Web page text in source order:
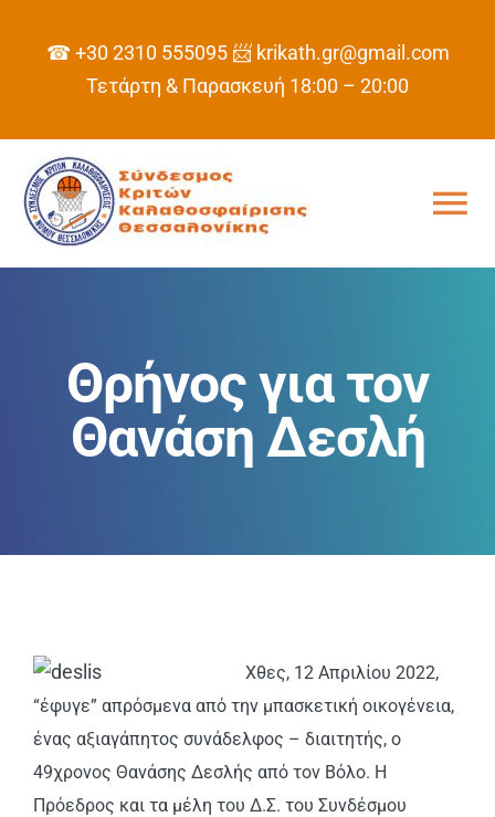
☎ +30 2310 555095 📨 krikath.gr@gmail.com
Τετάρτη & Παρασκευή 18:00 – 20:00
ΠΡΟΓΡΑΜΜΑ
ΧΡΗΣΙΜΑ ΑΡΧΕΙΑ
Θρήνος για τον
Θανάση Δεσλή
Χθες, 12 Απριλίου 2022,
“έφυγε” απρόσμενα από την μπασκετική οικογένεια,
ένας αξιαγάπητος συνάδελφος – διαιτητής, ο
49χρονος Θανάσης Δεσλής από τον Βόλο. Η
Πρόεδρος και τα μέλη του Δ.Σ. του Συνδέσμου